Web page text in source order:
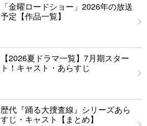
「金曜ロードショー」2026年の放送
予定【作品一覧】
【2026夏ドラマ一覧】7月期スター
ト！キャスト・あらすじ
歴代『踊る大捜査線』シリーズあら
すじ・キャスト【まとめ】